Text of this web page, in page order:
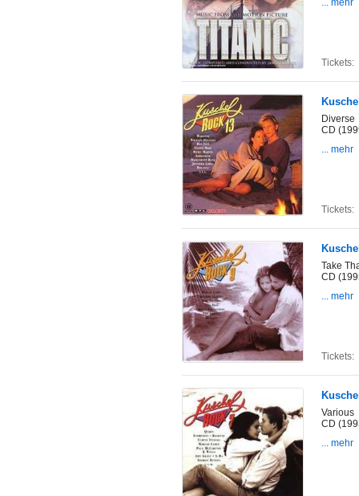
... mehr
Tickets:
Diverse
CD
... mehr
Tickets:
Take
CD
... mehr
Tickets:
Various
CD
... mehr